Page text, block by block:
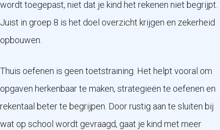
wordt toegepast, niet dat je kind het rekenen niet begrijpt.
Juist in groep 8 is het doel overzicht krijgen en zekerheid
opbouwen.
Thuis oefenen is geen toetstraining. Het helpt vooral om
opgaven herkenbaar te maken, strategieën te oefenen en
rekentaal beter te begrijpen. Door rustig aan te sluiten bij
wat op school wordt gevraagd, gaat je kind met meer